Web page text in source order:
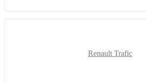
Renault Trafic